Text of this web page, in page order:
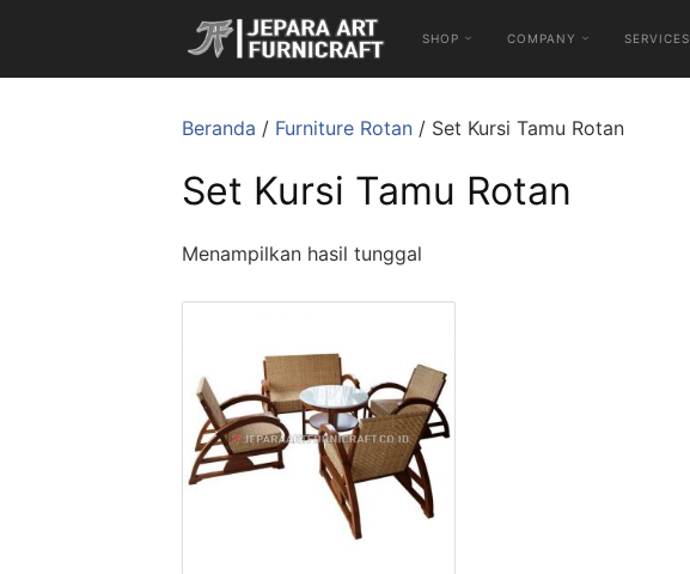
SHOP COMPANY SERVICES
Beranda / Furniture Rotan / Set Kursi Tamu Rotan
Set Kursi Tamu Rotan
Menampilkan hasil tunggal